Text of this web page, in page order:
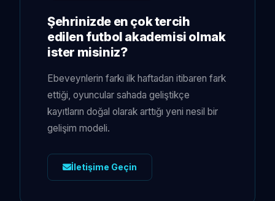
Şehrinizde en çok tercih
edilen futbol akademisi olmak
ister misiniz?
Ebeveynlerin farkı ilk haftadan itibaren fark
ettiği, oyuncular sahada geliştikçe
kayıtların doğal olarak arttığı yeni nesil bir
gelişim modeli.
İletişime Geçin